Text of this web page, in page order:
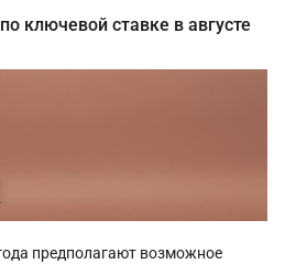
ключевой ставке в августе
предполагают возможное